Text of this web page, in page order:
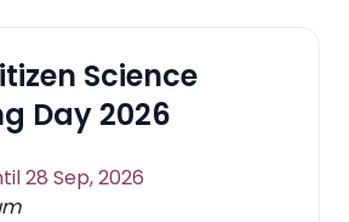
Science
Day 2026
28 Sep, 2026